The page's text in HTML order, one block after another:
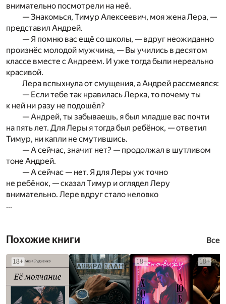
внимательно посмотрели на неё.
— Знакомься, Тимур Алексеевич, моя жена Лера, —
представил Андрей.
— Я помню вас ещё со школы, — вдруг неожиданно
произнёс молодой мужчина, — Вы учились в десятом
классе вместе с Андреем. И уже тогда были нереально
красивой.
Лера вспыхнула от смущения, а Андрей рассмеялся:
— Если тебе так нравилась Лерка, то почему ты
к ней ни разу не подошёл?
— Андрей, ты забываешь, я был младше вас почти
на пять лет. Для Леры я тогда был ребёнок, — ответил
Тимур, ни капли не смутившись.
— А сейчас, значит нет? — продолжал в шутливом
тоне Андрей.
— А сейчас — нет. Я для Леры уж точно
не ребёнок, — сказал Тимур и оглядел Леру
внимательно. Лере вдруг стало неловко
...
Похожие книги Все